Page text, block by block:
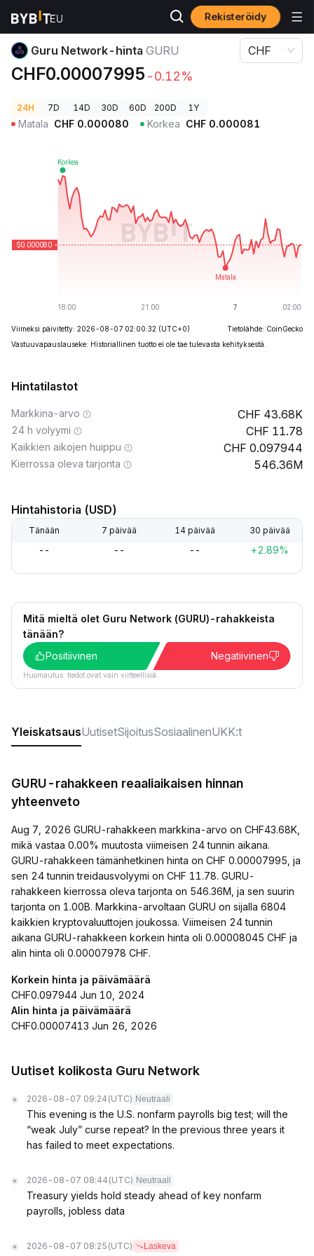
Rekisteröidy
Kryptohinnat Guru Network-hinta GURU
Guru Network-hinta GURU
CHF0.00007995 -0.12%
CHF
24H 7D 14D 30D 60D 200D 1Y
Matala CHF 0.000080 Korkea CHF 0.000081
Viimeksi päivitetty: 2026-08-07 02:00:32 (UTC+0)
Tietolähde: CoinGecko
Vastuuvapauslauseke: Historiallinen tuotto ei ole tae tulevasta kehityksestä.
Hintatilastot
Markkina-arvo 43.68K
24 h volyymi 11.78
Kaikkien aikojen huippu 0.097944
Kierrossa oleva tarjonta 546.36M
Hintahistoria (USD)
Tänään 7 päivää 14 päivää 30 päivää
-- -- -- +2.89%
Mitä mieltä olet Guru Network (GURU)-rahakkeista
tänään?
Positiivinen
Negatiivinen
Huomautus: tiedot ovat vain viitteellisiä.
YleiskatsausUutisetSijoitusSosiaalinenUKK:t
GURU-rahakkeen reaaliaikaisen hinnan
yhteenveto
Aug 7, 2026 GURU-rahakkeen markkina-arvo on CHF43.68K,
mikä vastaa 0.00% muutosta viimeisen 24 tunnin aikana.
GURU-rahakkeen tämänhetkinen hinta on CHF 0.00007995, ja
sen 24 tunnin treidausvolyymi on CHF 11.78. GURU-
rahakkeen kierrossa oleva tarjonta on 546.36M, ja sen suurin
tarjonta on 1.00B. Markkina-arvoltaan GURU on sijalla 6804
kaikkien kryptovaluuttojen joukossa. Viimeisen 24 tunnin
aikana GURU-rahakkeen korkein hinta oli 0.00008045 CHF ja
alin hinta oli 0.00007978 CHF.
Korkein hinta ja päivämäärä
CHF0.097944 Jun 10, 2024
Alin hinta ja päivämäärä
CHF0.00007413 Jun 26, 2026
Uutiset kolikosta Guru Network
2026-08-07 09:24 (UTC) Neutraali
This evening is the U.S. nonfarm payrolls big test; will the
“weak July” curse repeat? In the previous three years it
has failed to meet expectations.
2026-08-07 08:44 (UTC) Neutraali
Treasury yields hold steady ahead of key nonfarm
payrolls, jobless data
2026-08-07 08:25 (UTC) Laskeva